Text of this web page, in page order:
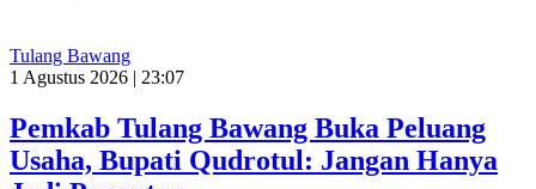
Tulang Bawang
1 Agustus 2026 | 23:07
Pemkab Tulang Bawang Buka Peluang
Usaha, Bupati Qudrotul: Jangan Hanya